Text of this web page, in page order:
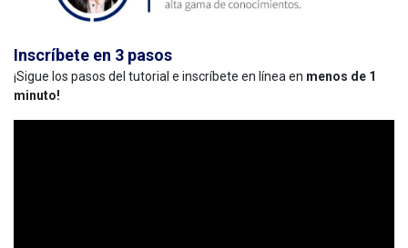
Inscríbete en 3 pasos
¡Sigue los pasos del tutorial e inscríbete en línea en menos de 1
minuto!